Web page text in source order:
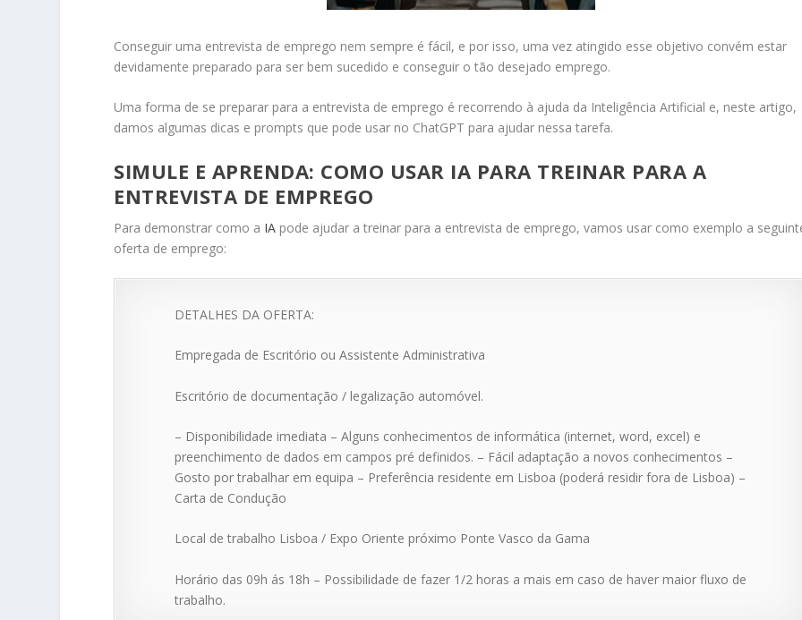
Conseguir uma entrevista de emprego nem sempre é fácil, e por isso, uma vez atingido esse objetivo convém estar
devidamente preparado para ser bem sucedido e conseguir o tão desejado emprego.
Uma forma de se preparar para a entrevista de emprego é recorrendo à ajuda da Inteligência Artificial e, neste artigo,
damos algumas dicas e prompts que pode usar no ChatGPT para ajudar nessa tarefa.
SIMULE E APRENDA: COMO USAR IA PARA TREINAR PARA A
ENTREVISTA DE EMPREGO
Para demonstrar como a IA pode ajudar a treinar para a entrevista de emprego, vamos usar como exemplo a
oferta de emprego:
DETALHES DA OFERTA:
Empregada de Escritório ou Assistente Administrativa
Escritório de documentação / legalização automóvel.
– Disponibilidade imediata – Alguns conhecimentos de informática (internet, word, excel) e
preenchimento de dados em campos pré definidos. – Fácil adaptação a novos conhecimentos –
Gosto por trabalhar em equipa – Preferência residente em Lisboa (poderá residir fora de Lisboa) –
Carta de Condução
Local de trabalho Lisboa / Expo Oriente próximo Ponte Vasco da Gama
Horário das 09h ás 18h – Possibilidade de fazer 1/2 horas a mais em caso de haver maior fluxo de
trabalho.